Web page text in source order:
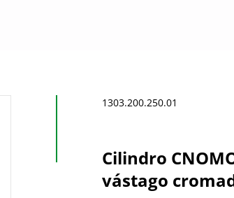
1303.200.250.01
Cilindro
vástago